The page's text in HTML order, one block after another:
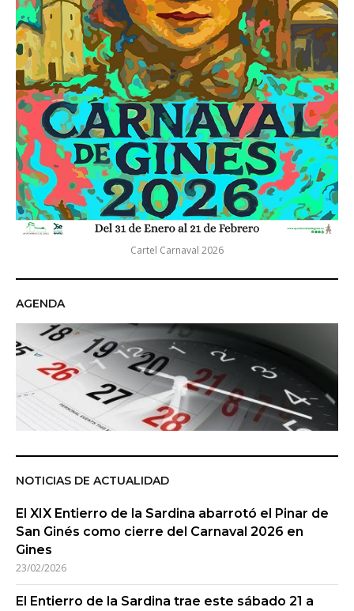
Cartel Carnaval 2026
AGENDA
NOTICIAS DE ACTUALIDAD
El XIX Entierro de la Sardina abarrotó el Pinar de
San Ginés como cierre del Carnaval 2026 en
Gines
23/02/2026
El Entierro de la Sardina trae este sábado 21 a